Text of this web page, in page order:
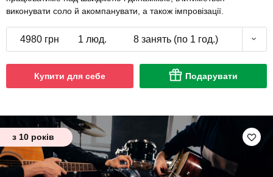
виконувати соло й акомпанувати, а також імпровізації.
4980 грн 1 люд. 8 занять (по 1 год.)
Купити для себе Подарувати
з 10 років